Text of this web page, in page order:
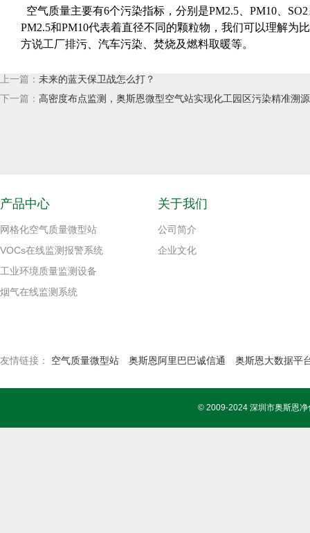
空气质量主要有6个污染指标，分别是PM2.5、PM10、
PM2.5和PM10代表着直径不同的颗粒物，我们可以理解为
方说工厂排污、汽车污染、焚烧及燃料取暖等。
上一篇： 未来的蓝天保卫战怎么打？
下一篇： 高密度布点监测，奥斯恩微型空气站实现化工园区污染精准溯源
产品中心
网格化空气质量微型站
VOCs在线监测报警系统
工业环境质量监测设备
烟气在线监测系统
关于我们
公司简介
企业文化
友情链接： 空气质量微型站 奥斯恩阿里巴巴诚信通 奥斯恩大数据平
© 2009-2024 深圳市奥斯恩